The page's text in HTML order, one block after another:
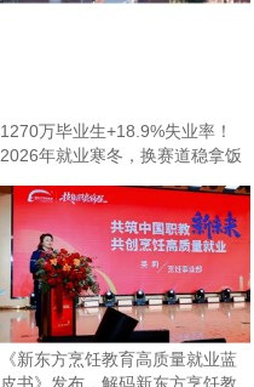
1270万毕业生+18.9%失业率！
2026年就业寒冬，换赛道稳拿饭
《新东方烹饪教育高质量就业蓝